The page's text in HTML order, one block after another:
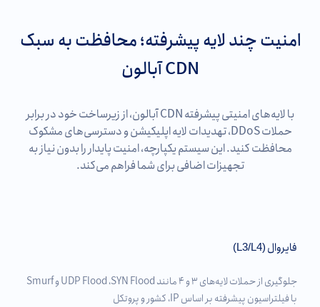
امنیت چند لایه پیشرفته؛ محافظت به سبک
CDN آبالون
با لایه‌های امنیتی پیشرفته CDN آبالون، از زیرساخت‌ خود در برابر
حملات DDoS، تهدیدات لایه اپلیکیشن و دسترسی‌های مشکوک
محافظت کنید. این سیستم یکپارچه، امنیت پایدار را بدون نیاز به
تجهیزات اضافی برای شما فراهم می‌کند.
فایروال (L3/L4)
جلوگیری از حملات لایه‌های ۳ و ۴ مانند UDP Flood ،SYN Flood و Smurf
با فیلتراسیون پیشرفته بر اساس IP، کشور و پروتکل